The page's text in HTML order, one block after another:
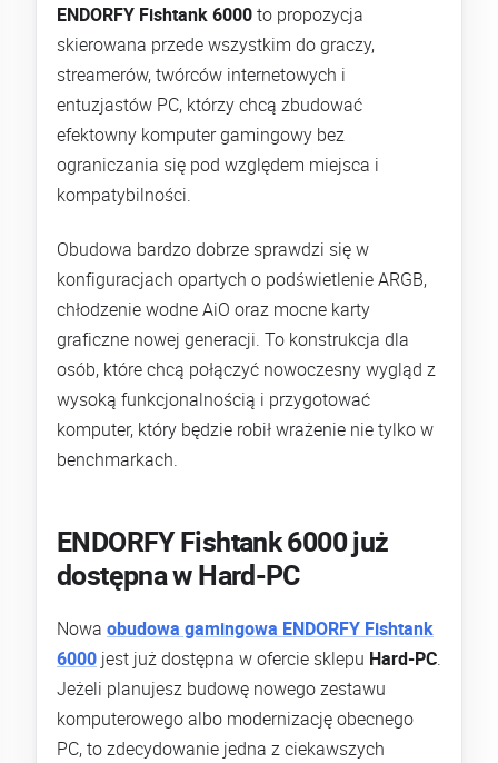
ENDORFY Fishtank 6000to propozycja
skierowana przede wszystkim do graczy,
streamerów, twórców internetowych i
entuzjastów PC, którzy chcą zbudować
efektowny komputer gamingowy bez
ograniczania się pod względem miejsca i
kompatybilności.
Obudowa bardzo dobrze sprawdzi się w
konfiguracjach opartych o podświetlenie ARGB,
chłodzenie wodne AiO oraz mocne karty
graficzne nowej generacji. To konstrukcja dla
osób, które chcą połączyć nowoczesny wygląd z
wysoką funkcjonalnością i przygotować
komputer, który będzie robił wrażenie nie tylko w
benchmarkach.
ENDORFY Fishtank 6000 już
dostępna w Hard-PC
Nowa obudowa gamingowa ENDORFY Fishtank
6000 jest już dostępna w ofercie sklepu Hard-PC.
Jeżeli planujesz budowę nowego zestawu
komputerowego albo modernizację obecnego
PC, to zdecydowanie jedna z ciekawszych